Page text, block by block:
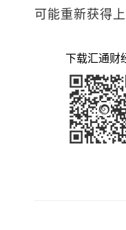
可能重新获得
下载汇通财